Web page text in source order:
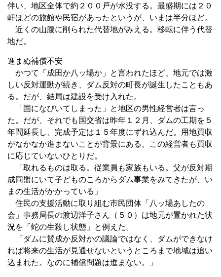
伴い、地区全体で約２００戸が水没する。最盛期には２０
軒ほどの旅館や民宿があったというが、いまは半分ほど。
近くの山腹に削られた代替地がみえる。移転に伴う代替
地だ。
進まぬ補償不安
かつて「成田か八ッ場か」と言われたほど、地元では激
しい反対運動が続き、ダム反対の町長が誕生したこともあ
る。だが、結局は建設を受け入れた。
「国になびいてしまった」と地区の男性経営者は言っ
た。だが、それでも国交省は昨年１２月、ダムの工期を５
年間延長し、完成予定は１５年度にずれ込んだ。用地買収
がなかなか進まないことが背景にある。この経営者も買収
に応じていないひとりだ。
「取れるものは取る。従業員も家族もいる。父が反対期
成同盟にいて子どものころからダム事業をみてきたが、い
まの生活がかかっている」
住民の支援活動に取り組む市民団体「八ッ場あしたの
会」事務局長の渡辺洋子さん（５０）は地元が置かれた状
況を「蛇の生殺し状態」と例えた。
「ダムに賛成か反対かの議論ではなく、ダムができなけ
れば将来の生活が見通せないというところまで地域は追い
込まれた。なのに補償問題は進まない。」